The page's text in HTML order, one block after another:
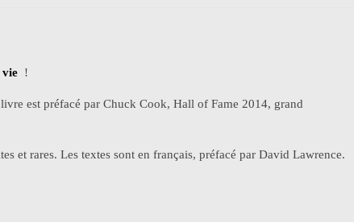
vie !
est préfacé par Chuck Cook, Hall of Fame 2014, grand
et rares. Les textes sont en français, préfacé par David Lawrence.